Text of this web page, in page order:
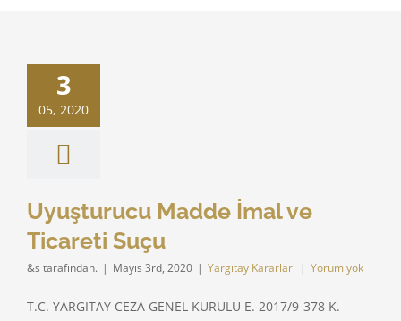
3
05, 2020
Madde
Ticareti Suçu
Kararları
Uyuşturucu Madde İmal ve
Ticareti Suçu
&s tarafından. | Mayıs 3rd, 2020 | Yargıtay Kararları | Yorum yok
T.C. YARGITAY CEZA GENEL KURULU E. 2017/9-378 K.